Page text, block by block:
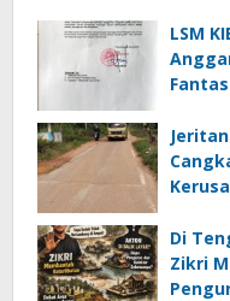
LSM
Di
Zikri